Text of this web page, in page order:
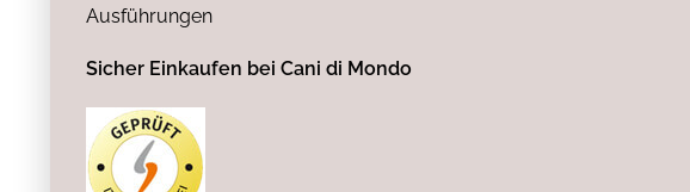
Ausführungen
Sicher Einkaufen bei Cani di Mondo